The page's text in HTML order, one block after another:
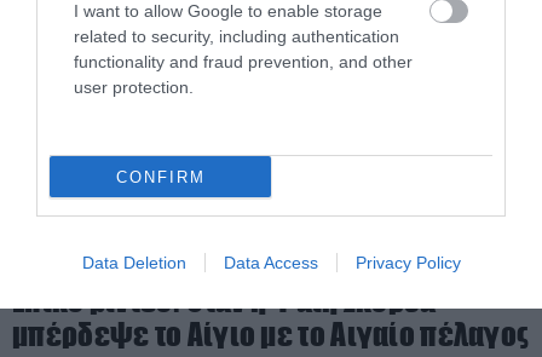
I want to allow Google to enable storage
related to security, including authentication
functionality and fraud prevention, and other
user protection.
CONFIRM
Data Deletion Data Access Privacy Policy
PRONEWS.GR /ΤΗΛΕΟΡΑΣΗ
Επικό βίντεο: Όταν η Φαίη Σκορδά
μπέρδεψε το Αίγιο με το Αιγαίο πέλαγος